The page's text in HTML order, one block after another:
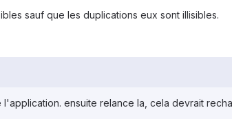
sauf que les duplications eux sont illisibles.
ensuite relance la, cela devrait